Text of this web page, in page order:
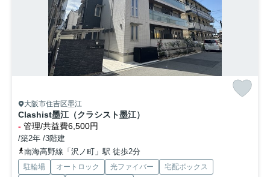
大阪市住吉区墨江
Clashist墨江（クラシスト墨江）
- 管理/共益費6,500円
/築2年 /3階建
南海高野線「沢ノ町」駅 徒歩2分
駐輪場 オートロック 光ファイバー
宅配ボックス